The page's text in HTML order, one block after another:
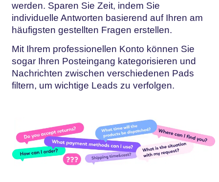
werden. Sparen Sie Zeit, indem Sie
individuelle Antworten basierend auf Ihren am
häufigsten gestellten Fragen erstellen.
Mit Ihrem professionellen Konto können Sie
sogar Ihren Posteingang kategorisieren und
Nachrichten zwischen verschiedenen Pads
filtern, um wichtige Leads zu verfolgen.